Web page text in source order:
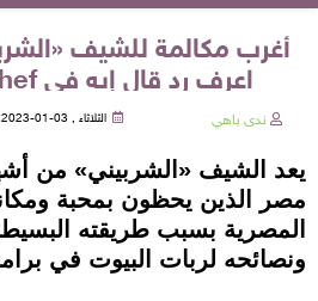
أغرب مكالمة للشيف
اعرف رد قال إيه في meet the chef؟
ندى باهي الثلاثاء , 03-01-2023
يعد الشيف «الشربيني» من
مصر الذين يحظون بمحبة
المصرية بسبب طريقته
ونصائحه لربات البيوت في